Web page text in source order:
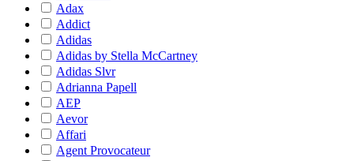
Adax
Addict
Adidas
Adidas by Stella McCartney
Adidas Slvr
Adrianna Papell
AEP
Aevor
Affari
Agent Provocateur